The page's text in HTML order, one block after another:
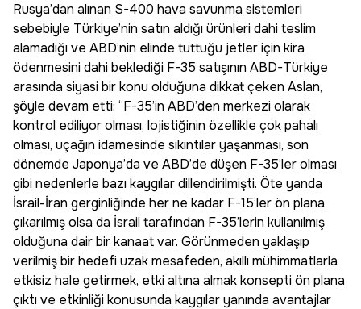
Rusya’dan alınan S-400 hava savunma sistemleri
sebebiyle Türkiye’nin satın aldığı ürünleri dahi teslim
alamadığı ve ABD’nin elinde tuttuğu jetler için kira
ödenmesini dahi beklediği F-35 satışının ABD-Türkiye
arasında siyasi bir konu olduğuna dikkat çeken Aslan,
şöyle devam etti: “F-35’in ABD’den merkezi olarak
kontrol ediliyor olması, lojistiğinin özellikle çok pahalı
olması, uçağın idamesinde sıkıntılar yaşanması, son
dönemde Japonya’da ve ABD’de düşen F-35’ler olması
gibi nedenlerle bazı kaygılar dillendirilmişti. Öte yanda
İsrail-İran gerginliğinde her ne kadar F-15’ler ön plana
çıkarılmış olsa da İsrail tarafından F-35’lerin kullanılmış
olduğuna dair bir kanaat var. Görünmeden yaklaşıp
verilmiş bir hedefi uzak mesafeden, akıllı mühimmatlarla
etkisiz hale getirmek, etki altına almak konsepti ön plana
çıktı ve etkinliği konusunda kaygılar yanında avantajlar